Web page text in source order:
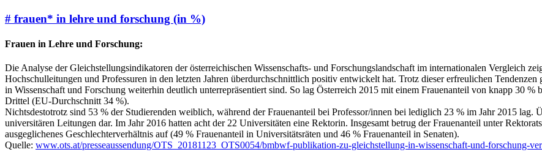
# frauen* in lehre und forschung (in %)
Frauen in Lehre und Forschung:
Die Analyse der Gleichstellungsindikatoren der österreichischen Wissenschafts- und Forschungslandschaft im internationalen Vergleich
Hochschulleitungen und Professuren in den letzten Jahren überdurchschnittlich positiv entwickelt hat. Trotz dieser erfreulichen
in Wissenschaft und Forschung weiterhin deutlich unterrepräsentiert sind. So lag Österreich 2015 mit einem Frauenanteil von knapp 30
Drittel (EU-Durchschnitt 34 %).
Nichtsdestotrotz sind 53 % der Studierenden weiblich, während der Frauenanteil bei Professor/innen bei lediglich 23 % im Jahr 2015 lag.
universitären Leitungen dar. Im Jahr 2016 hatten acht der 22 Universitäten eine Rektorin. Insgesamt betrug der Frauenanteil unter
ausgeglichenes Geschlechterverhältnis auf (49 % Frauenanteil in Universitätsräten und 46 % Frauenanteil in Senaten).
Quelle: www.ots.at/presseaussendung/OTS_20181123_OTS0054/bmbwf-publikation-zu-gleichstellung-in-wissenschaft-und-forschung-